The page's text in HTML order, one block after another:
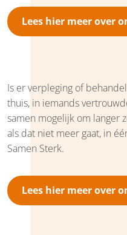
Lees hier meer over
Is er verpleging of
thuis, in iemands
samen mogelijk om langer
als dat niet meer gaat, in
Samen Sterk.
Lees hier meer over